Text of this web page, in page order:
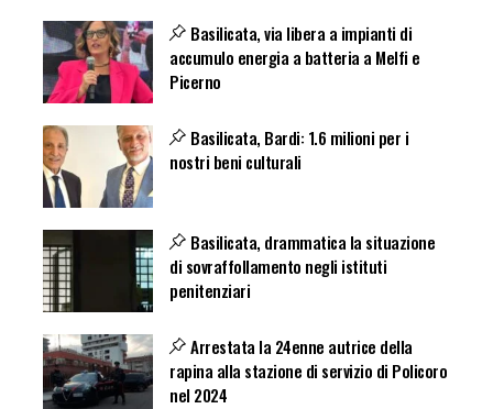
Basilicata, via libera a impianti di
accumulo energia a batteria a Melfi e
Picerno
Basilicata, Bardi: 1.6 milioni per i
nostri beni culturali
Basilicata, drammatica la situazione
di sovraffollamento negli istituti
penitenziari
Arrestata la 24enne autrice della
rapina alla stazione di servizio di Policoro
nel 2024